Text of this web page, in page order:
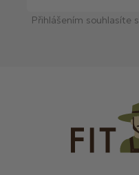
Přihlášením souhlasíte